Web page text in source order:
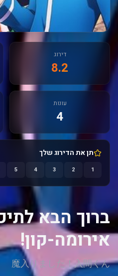
דירוג
8.2
עונות
4
תן את הדירוג שלך
1
2
3
4
5
ברוך הבא
אירומה-קון!
魔入りました！入間くん